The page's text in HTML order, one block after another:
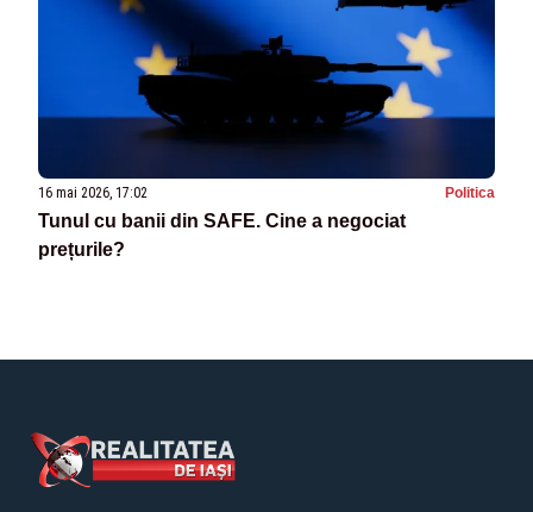
16 mai 2026, 17:02 Politica
Tunul cu banii din SAFE. Cine a negociat
prețurile?